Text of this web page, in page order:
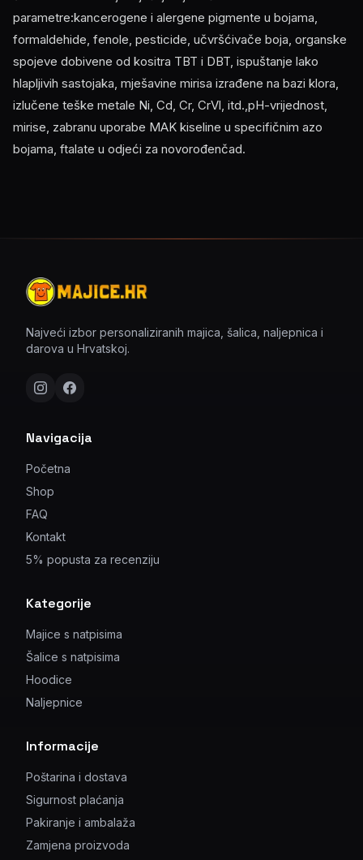
parametre:kancerogene i alergene pigmente u bojama,
formaldehide, fenole, pesticide, učvršćivače boja, organske
spojeve dobivene od kositra TBT i DBT, ispuštanje lako
hlapljivih sastojaka, mješavine mirisa izrađene na bazi klora,
izlučene teške metale Ni, Cd, Cr, CrVl, itd.,pH-vrijednost,
mirise, zabranu uporabe MAK kiseline u specifičnim azo
bojama, ftalate u odjeći za novorođenčad.
Najveći izbor personaliziranih majica, šalica, naljepnica i
darova u Hrvatskoj.
Navigacija
Početna
Shop
FAQ
Kontakt
5% popusta za recenziju
Kategorije
Majice s natpisima
Šalice s natpisima
Hoodice
Naljepnice
Informacije
Poštarina i dostava
Sigurnost plaćanja
Pakiranje i ambalaža
Zamjena proizvoda